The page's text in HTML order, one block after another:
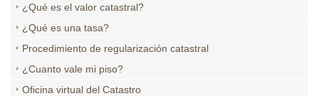
¿Qué es el valor catastral?
¿Qué es una tasa?
Procedimiento de regularización catastral
¿Cuanto vale mi piso?
Oficina virtual del Catastro